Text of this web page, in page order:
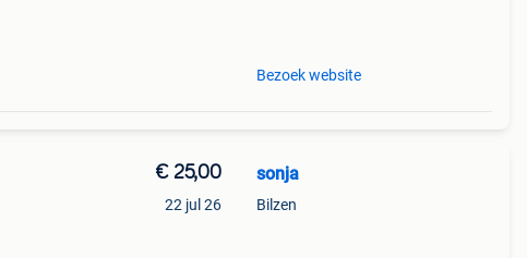
Bezoek website
€ 25,00
22 jul 26
sonja
Bilzen